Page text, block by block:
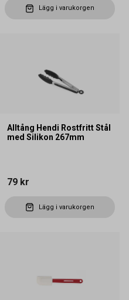
Lägg i varukorgen
Alltång Hendi Rostfritt Stål
med Silikon 267mm
79 kr
Lägg i varukorgen